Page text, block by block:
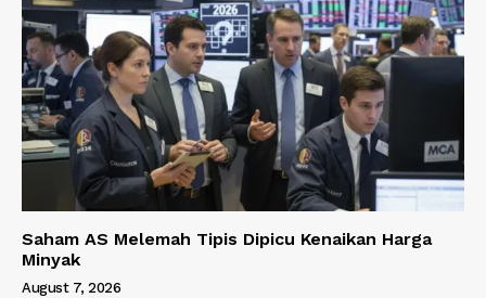
Saham AS Melemah Tipis Dipicu Kenaikan Harga
Minyak
August 7, 2026